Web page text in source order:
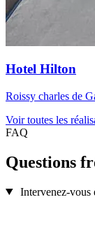
Hotel Hilton
Roissy charles de
Voir toutes les
FAQ
Questions
Intervenez-vous